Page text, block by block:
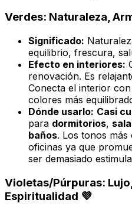
Verdes: Naturaleza,
Significado:
equilibrio, frescura,
Efecto en interiores:
renovación. Es
Conecta el interior
colores más
Dónde usarlo: Casi
para dormitorios,
baños. Los tonos
oficinas ya que
ser demasiado
Violetas/Púrpuras:
Espiritualidad 💜